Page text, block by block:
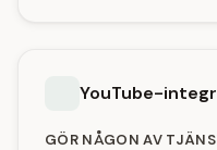
YouTube-
GÖR NÅGON AV